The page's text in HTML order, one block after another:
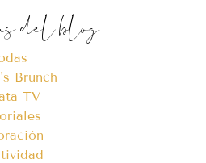
del blog
Brunch
TV